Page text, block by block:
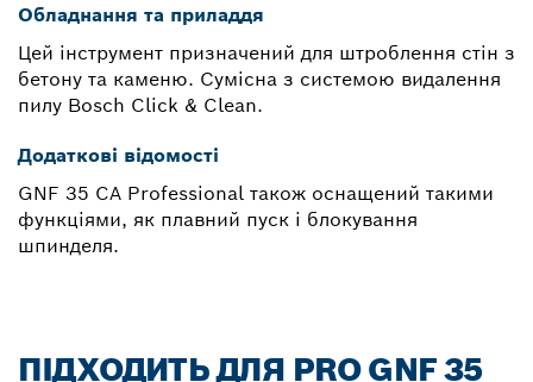
Обладнання та приладдя
Цей інструмент призначений для штроблення стін з
бетону та каменю. Сумісна з системою видалення
пилу Bosch Click & Clean.
Додаткові відомості
GNF 35 CA Professional також оснащений такими
функціями, як плавний пуск і блокування
шпинделя.
ПІДХОДИТЬ ДЛЯ PRO GNF 35